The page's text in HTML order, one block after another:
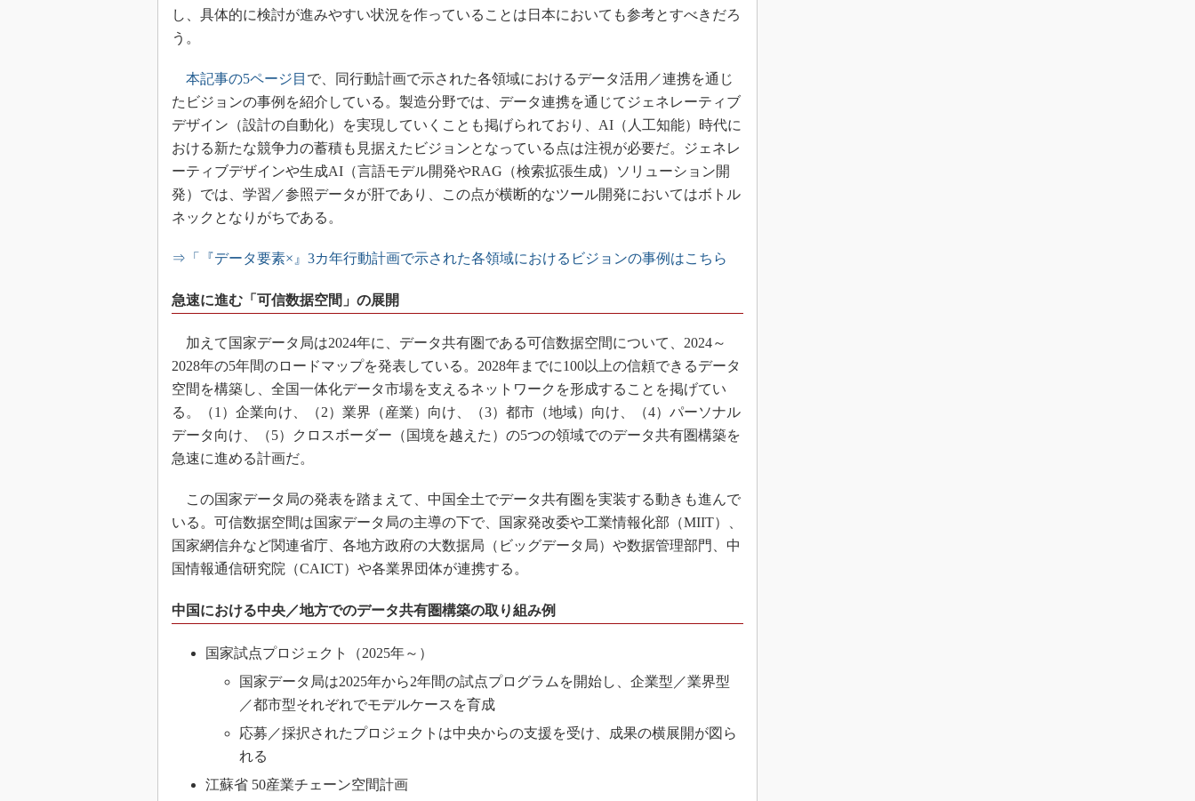
し、具体的に検討が進みやすい状況を作っていることは日本においても参考とすべきだろ
う。
本記事の5ページ目 で、同行動計画で示された各領域におけるデータ活用／連携を通じ
たビジョンの事例を紹介している。製造分野では、データ連携を通じてジェネレーティブ
デザイン（設計の自動化）を実現していくことも掲げられており、AI（人工知能）時代に
おける新たな競争力の蓄積も見据えたビジョンとなっている点は注視が必要だ。ジェネレ
ーティブデザインや生成AI（言語モデル開発やRAG（検索拡張生成）ソリューション開
発）では、学習／参照データが肝であり、この点が横断的なツール開発においてはボトル
ネックとなりがちである。
⇒「『データ要素×』3カ年行動計画で示された各領域におけるビジョンの事例はこちら
急速に進む「可信数据空間」の展開
加えて国家データ局は2024年に、データ共有圏である可信数据空間について、2024～
2028年の5年間のロードマップを発表している。2028年までに100以上の信頼できるデータ
空間を構築し、全国一体化データ市場を支えるネットワークを形成することを掲げてい
る。（1）企業向け、（2）業界（産業）向け、（3）都市（地域）向け、（4）パーソナル
データ向け、（5）クロスボーダー（国境を越えた）の5つの領域でのデータ共有圏構築を
急速に進める計画だ。
この国家データ局の発表を踏まえて、中国全土でデータ共有圏を実装する動きも進んで
いる。可信数据空間は国家データ局の主導の下で、国家発改委や工業情報化部（MIIT）、
国家網信弁など関連省庁、各地方政府の大数据局（ビッグデータ局）や数据管理部門、中
国情報通信研究院（CAICT）や各業界団体が連携する。
中国における中央／地方でのデータ共有圏構築の取り組み例
国家試点プロジェクト（2025年～）
国家データ局は2025年から2年間の試点プログラムを開始し、企業型／業界型
／都市型それぞれでモデルケースを育成
応募／採択されたプロジェクトは中央からの支援を受け、成果の横展開が図ら
れる
江蘇省 50産業チェーン空間計画